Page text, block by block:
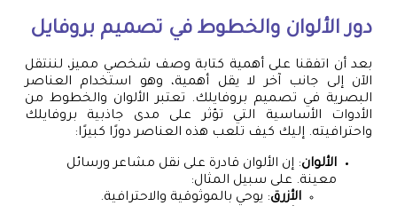
دور الألوان والخطوط في تصميم بروفايل
بعد أن اتفقنا على أهمية كتابة وصف شخصي مميز، لننتقل
الآن إلى جانب آخر لا يقل أهمية، وهو استخدام العناصر
البصرية في تصميم بروفايلك. تعتبر الألوان والخطوط من
الأدوات الأساسية التي تؤثر على مدى جاذبية بروفايلك
واحترافيته. إليك كيف تلعب هذه العناصر دورًا كبيرًا:
الألوان: إن الألوان قادرة على نقل مشاعر ورسائل
معينة. على سبيل المثال:
الأزرق: يوحي بالموثوقية والاحترافية.